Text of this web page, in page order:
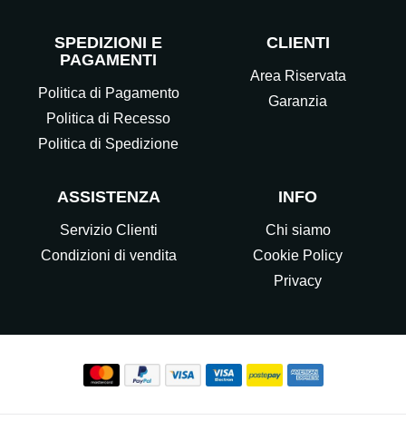
SPEDIZIONI E
PAGAMENTI
Politica di Pagamento
Politica di Recesso
Politica di Spedizione
CLIENTI
Area Riservata
Garanzia
ASSISTENZA
Servizio Clienti
Condizioni di vendita
INFO
Chi siamo
Cookie Policy
Privacy